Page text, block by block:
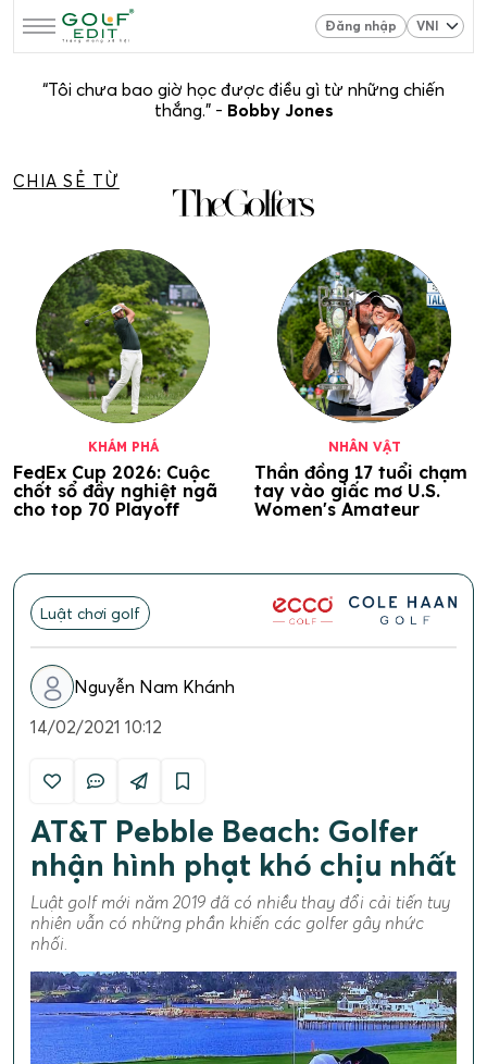
Đăng nhập
“Tôi chưa bao giờ học được điều gì từ những chiến
thắng.” - Bobby Jones
CHIA SẺ TỪ
KHÁM PHÁ
FedEx Cup 2026: Cuộc
chốt sổ đầy nghiệt ngã
cho top 70 Playoff
NHÂN VẬT
Thần đồng 17 tuổi chạm
tay vào giấc mơ U.S.
Women's Amateur
Luật chơi golf
Nguyễn Nam Khánh
14/02/2021 10:12
AT&T Pebble Beach: Golfer
nhận hình phạt khó chịu nhất
Luật golf mới năm 2019 đã có nhiều thay đổi cải tiến tuy
nhiên vẫn có những phần khiến các golfer gây nhức
nhối.